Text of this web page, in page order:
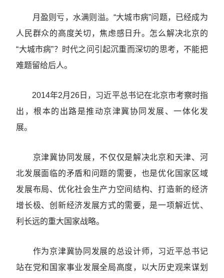
月盈则亏，水满则溢。“大城市病”问题，已经成为
人民群众的高度关切，焦虑感日升。怎么解决北京的
“大城市病”？时代之问引起沉重而深切的思考，不能把
难题留给后人。
2014年2月26日，习近平总书记在北京市考察时指
出，根本的出路是推动京津冀协同发展、一体化发
展。
京津冀协同发展，不仅仅是解决北京和天津、河
北发展面临的矛盾和问题的需要，也是优化国家区域
发展布局、优化社会生产力空间结构、打造新的经济
增长极、创新经济发展方式的需要，是一项解近忧、
利长远的重大国家战略。
作为京津冀协同发展的总设计师，习近平总书记
站在党和国家事业发展全局高度，以大历史观来谋划